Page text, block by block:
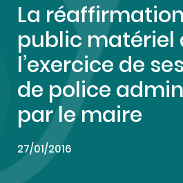
La
public matériel
l’exercice de
de police
par le maire
27/01/2016